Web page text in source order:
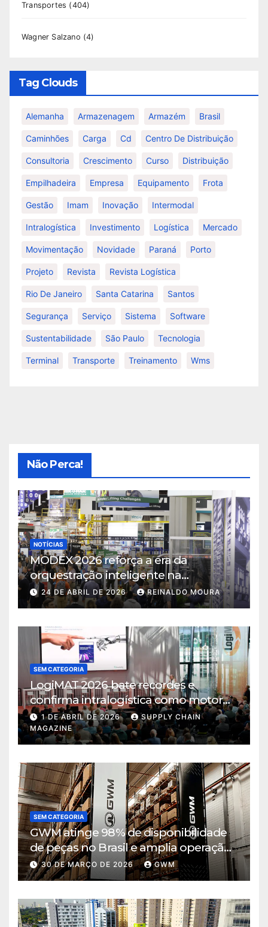
Transportes (404)
Wagner Salzano (4)
Tag Clouds
Alemanha Armazenagem Armazém Brasil
Caminhões Carga Cd Centro De Distribuição
Consultoria Crescimento Curso Distribuição
Empilhadeira Empresa Equipamento Frota
Gestão Imam Inovação Intermodal
Intralogística Investimento Logística Mercado
Movimentação Novidade Paraná Porto
Projeto Revista Revista Logística
Rio De Janeiro Santa Catarina Santos
Segurança Serviço Sistema Software
Sustentabilidade São Paulo Tecnologia
Terminal Transporte Treinamento Wms
Não Perca!
NOTÍCIAS
MODEX 2026 reforça a era da
orquestração inteligente na
intralogística
24 DE ABRIL DE 2026 REINALDO MOURA
SEM CATEGORIA
LogiMAT 2026 bate recordes e
confirma intralogística como motor
de decisão em tempos de incerteza
1 DE ABRIL DE 2026
SUPPLY CHAIN
MAGAZINE
SEM CATEGORIA
GWM atinge 98% de disponibilidade
de peças no Brasil e amplia operação
logística em Cajamar
30 DE MARÇO DE 2026 GWM